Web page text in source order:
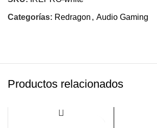
Categorías: Redragon , Audio Gaming
Productos relacionados